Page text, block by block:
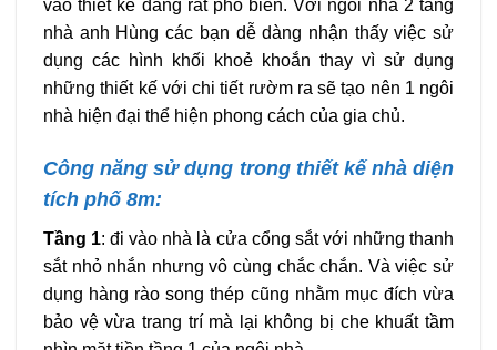
vào thiết kế đang rất phổ biến. Với ngôi nhà 2 tầng
nhà anh Hùng các bạn dễ dàng nhận thấy việc sử
dụng các hình khối khoẻ khoắn thay vì sử dụng
những thiết kế với chi tiết rườm ra sẽ tạo nên 1 ngôi
nhà hiện đại thể hiện phong cách của gia chủ.
Công năng sử dụng trong thiết kế nhà diện
tích phố 8m:
Tầng 1: đi vào nhà là cửa cổng sắt với những thanh
sắt nhỏ nhắn nhưng vô cùng chắc chắn. Và việc sử
dụng hàng rào song thép cũng nhằm mục đích vừa
bảo vệ vừa trang trí mà lại không bị che khuất tầm